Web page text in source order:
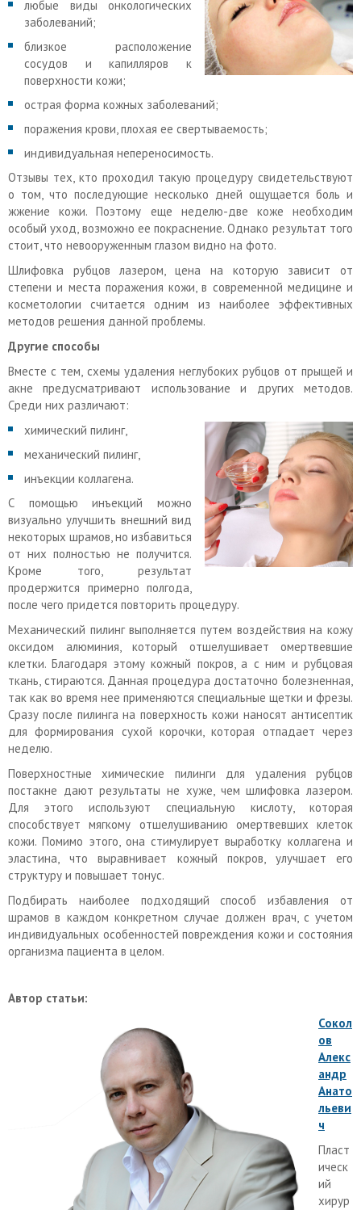
любые виды онкологических
заболеваний;
близкое расположение
сосудов и капилляров к
поверхности кожи;
острая форма кожных заболеваний;
поражения крови, плохая ее свертываемость;
индивидуальная непереносимость.
Отзывы тех, кто проходил такую процедуру свидетельствуют
о том, что последующие несколько дней ощущается боль и
жжение кожи. Поэтому еще неделю-две коже необходим
особый уход, возможно ее покраснение. Однако результат того
стоит, что невооруженным глазом видно на фото.
Шлифовка рубцов лазером, цена на которую зависит от
степени и места поражения кожи, в современной медицине и
косметологии считается одним из наиболее эффективных
методов решения данной проблемы.
Другие способы
Вместе с тем, схемы удаления неглубоких рубцов от прыщей и
акне предусматривают использование и других методов.
Среди них различают:
химический пилинг,
механический пилинг,
инъекции коллагена.
С помощью инъекций можно
визуально улучшить внешний вид
некоторых шрамов, но избавиться
от них полностью не получится.
Кроме того, результат
продержится примерно полгода,
после чего придется повторить процедуру.
Механический пилинг выполняется путем воздействия на кожу
оксидом алюминия, который отшелушивает омертвевшие
клетки. Благодаря этому кожный покров, а с ним и рубцовая
ткань, стираются. Данная процедура достаточно болезненная,
так как во время нее применяются специальные щетки и фрезы.
Сразу после пилинга на поверхность кожи наносят антисептик
для формирования сухой корочки, которая отпадает через
неделю.
Поверхностные химические пилинги для удаления рубцов
постакне дают результаты не хуже, чем шлифовка лазером.
Для этого используют специальную кислоту, которая
способствует мягкому отшелушиванию омертвевших клеток
кожи. Помимо этого, она стимулирует выработку коллагена и
эластина, что выравнивает кожный покров, улучшает его
структуру и повышает тонус.
Подбирать наиболее подходящий способ избавления от
шрамов в каждом конкретном случае должен врач, с учетом
индивидуальных особенностей повреждения кожи и состояния
организма пациента в целом.
Автор статьи:
Сокол
ов
Алекс
андр
Анато
льеви
ч
Пласт
ическ
ий
хирур